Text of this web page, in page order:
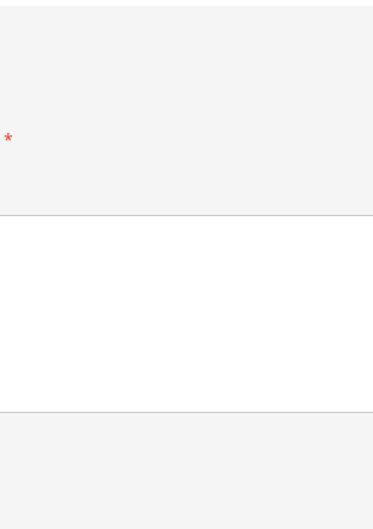
*